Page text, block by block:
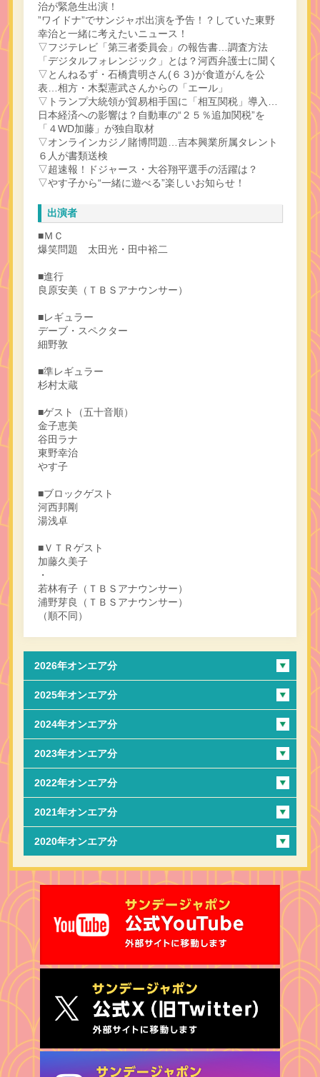
治が緊急生出演！
”ワイドナ”でサンジャポ出演を予告！？していた東野
幸治と一緒に考えたいニュース！
▽フジテレビ「第三者委員会」の報告書…調査方法
「デジタルフォレンジック」とは？河西弁護士に聞く
▽とんねるず・石橋貴明さん(６３)が食道がんを公
表…相方・木梨憲武さんからの「エール」
▽トランプ大統領が貿易相手国に「相互関税」導入…
日本経済への影響は？自動車の“２５％追加関税”を
「４WD加藤」が独自取材
▽オンラインカジノ賭博問題…吉本興業所属タレント
６人が書類送検
▽超速報！ドジャース・大谷翔平選手の活躍は？
▽やす子から“一緒に遊べる”楽しいお知らせ！
出演者
■ＭＣ
爆笑問題 太田光・田中裕二
■進行
良原安美（ＴＢＳアナウンサー）
■レギュラー
デーブ・スペクター
細野敦
■準レギュラー
杉村太蔵
■ゲスト（五十音順）
金子恵美
谷田ラナ
東野幸治
やす子
■ブロックゲスト
河西邦剛
湯浅卓
■ＶＴＲゲスト
加藤久美子
・
若林有子（ＴＢＳアナウンサー）
浦野芽良（ＴＢＳアナウンサー）
（順不同）
2026年オンエア分
2025年オンエア分
2024年オンエア分
2023年オンエア分
2022年オンエア分
2021年オンエア分
2020年オンエア分